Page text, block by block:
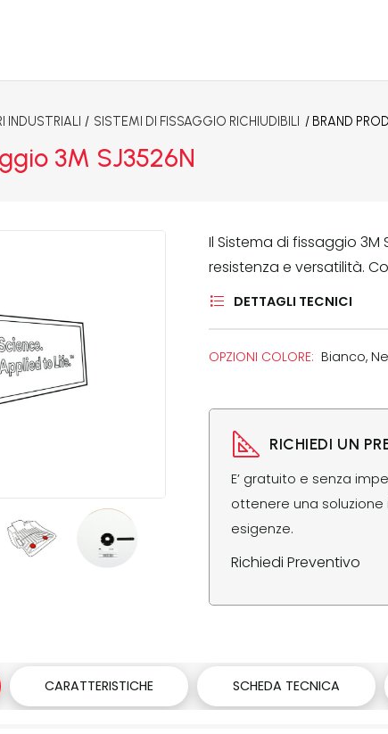
INDUSTRIALI / SISTEMI DI FISSAGGIO RICHIUDIBILI / BRAND
3M SJ3526N
Il Sistema di fissaggio
resistenza e versatilità.
DETTAGLI TECNICI
OPZIONI COLORE: Bianco,
RICHIEDI UN
E’ gratuito e senza
ottenere una soluzione
esigenze.
Richiedi Preventivo
CARATTERISTICHE SCHEDA TECNICA